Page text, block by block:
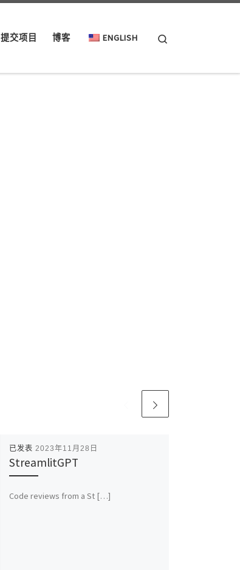
提交项目 博客 ENGLISH
已发表 2023年11月28日
StreamlitGPT
Code reviews from a St […]